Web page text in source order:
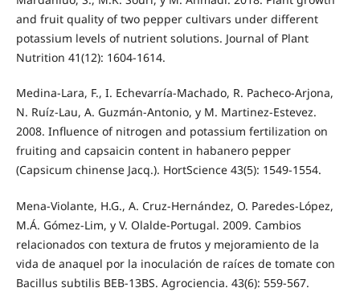
and fruit quality of two pepper cultivars under different
potassium levels of nutrient solutions. Journal of Plant
Nutrition 41(12): 1604-1614.
Medina-Lara, F., I. Echevarría-Machado, R. Pacheco-Arjona,
N. Ruíz-Lau, A. Guzmán-Antonio, y M. Martinez-Estevez.
2008. Influence of nitrogen and potassium fertilization on
fruiting and capsaicin content in habanero pepper
(Capsicum chinense Jacq.). HortScience 43(5): 1549-1554.
Mena-Violante, H.G., A. Cruz-Hernández, O. Paredes-López,
M.Á. Gómez-Lim, y V. Olalde-Portugal. 2009. Cambios
relacionados con textura de frutos y mejoramiento de la
vida de anaquel por la inoculación de raíces de tomate con
Bacillus subtilis BEB-13BS. Agrociencia. 43(6): 559-567.